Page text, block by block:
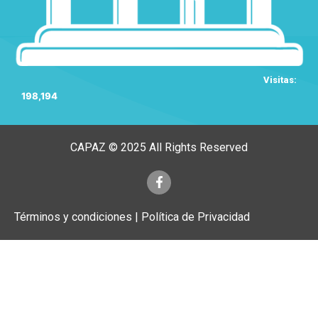
Visitas:
198,194
CAPAZ © 2025 All Rights Reserved
Términos y condiciones | Política de Privacidad